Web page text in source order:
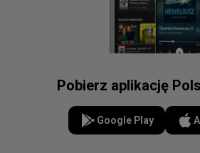
Pobierz aplikację
Google Play